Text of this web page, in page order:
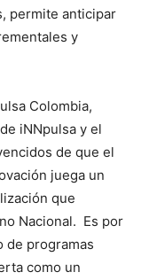
permite anticipar
y
Colombia,
iNNpulsa y el
de que el
juega un
que
Nacional. Es por
de programas
como un